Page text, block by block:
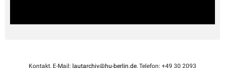
Kontakt, E-Mail: lautarchiv@hu-berlin.de, Telefon: +49 30 2093